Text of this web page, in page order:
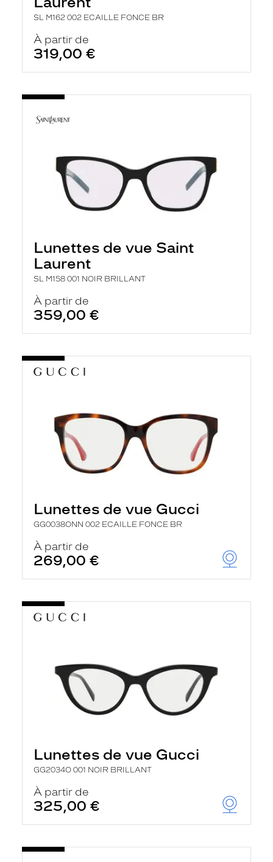
SL M162 002 ECAILLE FONCE BR
À partir de
319,00 €
Lunettes de vue Saint
Laurent
SL M158 001 NOIR BRILLANT
À partir de
359,00 €
Lunettes de vue Gucci
GG0038ONN 002 ECAILLE FONCE BR
À partir de
269,00 €
Lunettes de vue Gucci
GG2034O 001 NOIR BRILLANT
À partir de
325,00 €